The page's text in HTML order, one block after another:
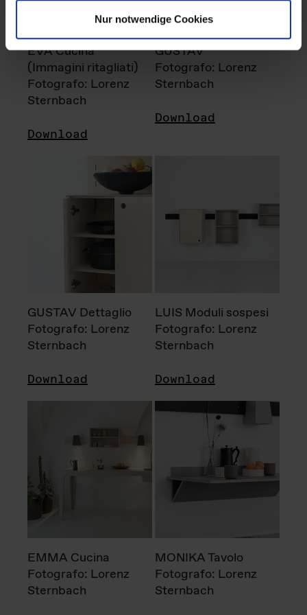
Nur notwendige Cookies
EVA Cucina
(Immagini ritagliati)
Fotografo: Lorenz
Sternbach
Download
GUSTAV
Fotografo: Lorenz
Sternbach
Download
GUSTAV Dettaglio
Fotografo: Lorenz
Sternbach
Download
LUIS Moduli sospesi
Fotografo: Lorenz
Sternbach
Download
EMMA Cucina
Fotografo: Lorenz
Sternbach
MONIKA Tavolo
Fotografo: Lorenz
Sternbach